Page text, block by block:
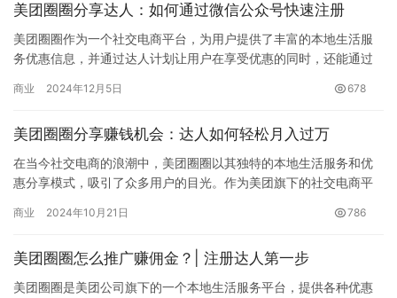
美团圈圈分享达人：如何通过微信公众号快速注册
美团圈圈作为一个社交电商平台，为用户提供了丰富的本地生活服
务优惠信息，并通过达人计划让用户在享受优惠的同时，还能通过
享商品…
商业 2024年12月5日 678
美团圈圈分享赚钱机会：达人如何轻松月入过万
在当今社交电商的浪潮中，美团圈圈以其独特的本地生活服务和优
惠分享模式，吸引了众多用户的目光。作为美团旗下的社交电商平
者提供…
商业 2024年10月21日 786
美团圈圈怎么推广赚佣金？| 注册达人第一步
美团圈圈是美团公司旗下的一个本地生活服务平台，提供各种优惠